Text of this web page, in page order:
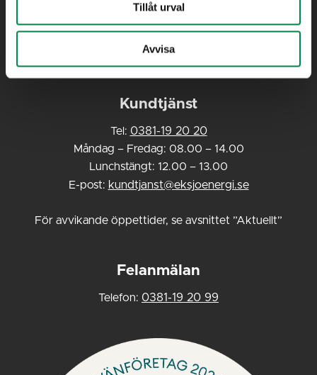
Tillåt urval
Avvisa
Tel:0381-19 20 00
info@eksjoenergi.se
Kundtjänst
Tel: 0381-19 20 20
Måndag – Fredag: 08.00 – 14.00
Lunchstängt: 12.00 – 13.00
E-post: kundtjanst@eksjoenergi.se
För avvikande öppettider, se avsnittet ”Aktuellt”
Felanmälan
Telefon: 0381-19 20 99